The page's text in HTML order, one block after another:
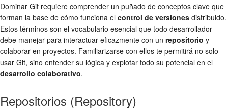
Dominar Git requiere comprender un puñado de conceptos clave que
forman la base de cómo funciona el control de versiones distribuido.
Estos términos son el vocabulario esencial que todo desarrollador
debe manejar para interactuar eficazmente con un repositorio y
colaborar en proyectos. Familiarizarse con ellos te permitirá no solo
usar Git, sino entender su lógica y explotar todo su potencial en el
desarrollo colaborativo.
Repositorios (Repository)